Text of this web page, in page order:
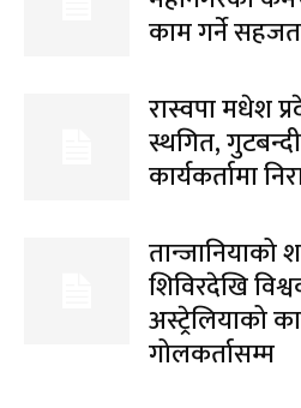
काम गर्ने
रास्वपा मधेश
स्थगित,
कार्यकर्तामा
तान्जानियाको
शिविरदेखि
अस्ट्रेलियाको
गोलकर्तासम्म